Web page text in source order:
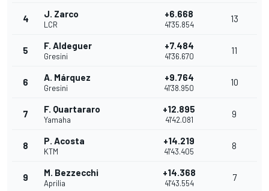
4 J. Zarco
LCR
+6.668
41'35.854
13
5 F. Aldeguer
Gresini
+7.484
41'36.670
11
6 A. Márquez
Gresini
+9.764
41'38.950
10
7 F. Quartararo
Yamaha
+12.895
41'42.081
9
8 P. Acosta
KTM
+14.219
41'43.405
8
9 M. Bezzecchi
Aprilia
+14.368
41'43.554
7